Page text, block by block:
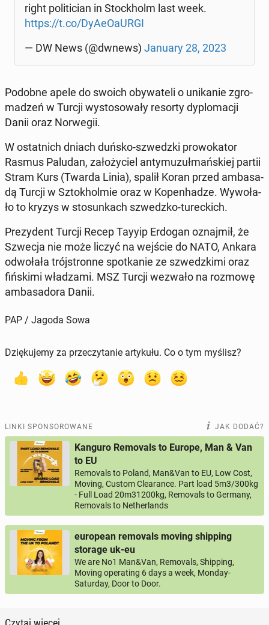
right po­li­ti­cian in Stoc­kholm last week.
https://t.co/Dy­AeOaUR­GI
— DW News (@dwnews) January 28, 2023
Podobne apele do swoich oby­wa­te­li o uni­ka­nie zgro­
ma­dzeń w Turcji wy­sto­so­wa­ły resorty dy­plo­ma­cji
Danii oraz Nor­we­gii.
W ostat­nich dniach duńsko-szwedz­ki pro­wo­ka­tor
Rasmus Paludan, za­ło­ży­ciel an­ty­mu­zuł­mań­skiej partii
Stram Kurs (Twarda Linia), spalił Koran przed am­ba­sa­
dą Turcji w Sztok­hol­mie oraz w Ko­pen­ha­dze. Wy­wo­ła­
ło to kryzys w sto­sun­kach szwedz­ko-tu­rec­kich.
Pre­zy­dent Turcji Recep Tayyip Erdogan oznaj­mił, że
Szwecja nie może liczyć na wejście do NATO, Ankara
od­wo­ła­ła trój­stron­ne spo­tka­nie ze szwedz­ki­mi oraz
fiń­ski­mi wła­dza­mi. MSZ Turcji wezwało na rozmowę
am­ba­sa­do­ra Danii.
PAP / Jagoda Sowa
Dziękujemy za przeczytanie artykułu. Co o tym myślisz?
LINKI SPONSOROWANE JAK DODAĆ?
Kanguro Removals to Europe, Man & Van
to EU
Removals to Poland, Man&Van to EU, Low Cost,
Moving, Custom Clearance. Part load 5m3/300kg
- Full Load 20m31200kg, Removals to Germany,
Removals to Netherlands
european removals moving shipping
storage uk-eu
We are No1 Man&Van, Removals, Shipping,
Moving operating 6 days a week, Monday-
Saturday, Door to Door.